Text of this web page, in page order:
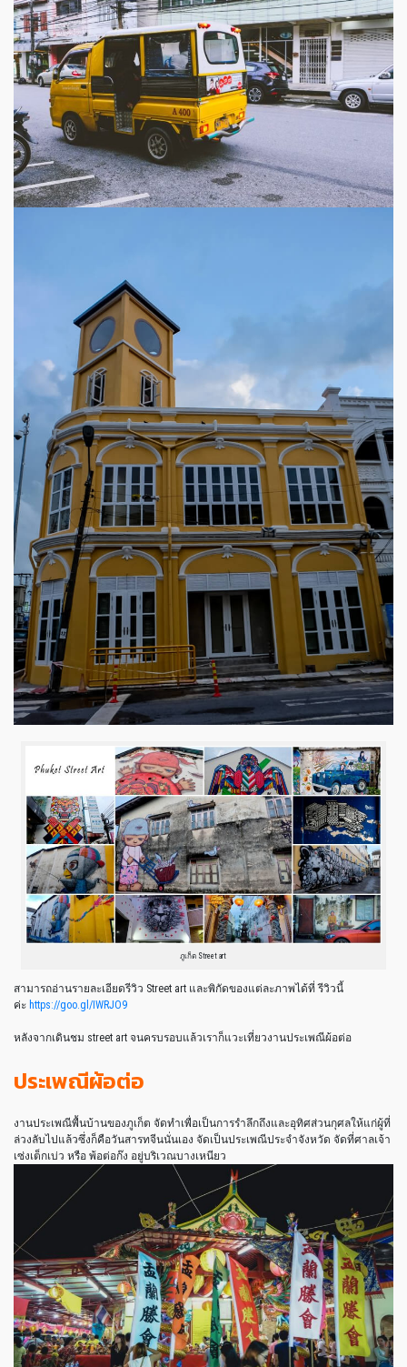
ภูเก็ต Street art
สามารถอ่านรายละเอียดรีวิว Street art และพิกัดของแต่ละภาพได้ที่ รีวิวนี้
ค่ะ https://goo.gl/IWRJO9
หลังจากเดินชม street art จนครบรอบแล้วเราก็แวะเที่ยวงานประเพณีผ้อต่อ
ประเพณีผ้อต่อ
งานประเพณีพื้นบ้านของภูเก็ต จัดทำเพื่อเป็นการรำลึกถึงและอุทิศส่วนกุศลให้แก่ผู้ที่
ล่วงลับไปแล้วซึ่งก็คือวันสารทจีนนั่นเอง จัดเป็นประเพณีประจำจังหวัด จัดที่ศาลเจ้า
เซ่งเต็กเบ่ว หรือ พ้อต่อก๊ง อยู่บริเวณบางเหนียว